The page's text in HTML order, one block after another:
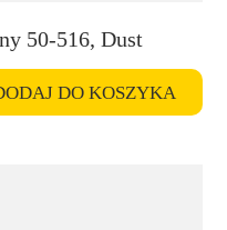
50-516, Dust
DO KOSZYKA